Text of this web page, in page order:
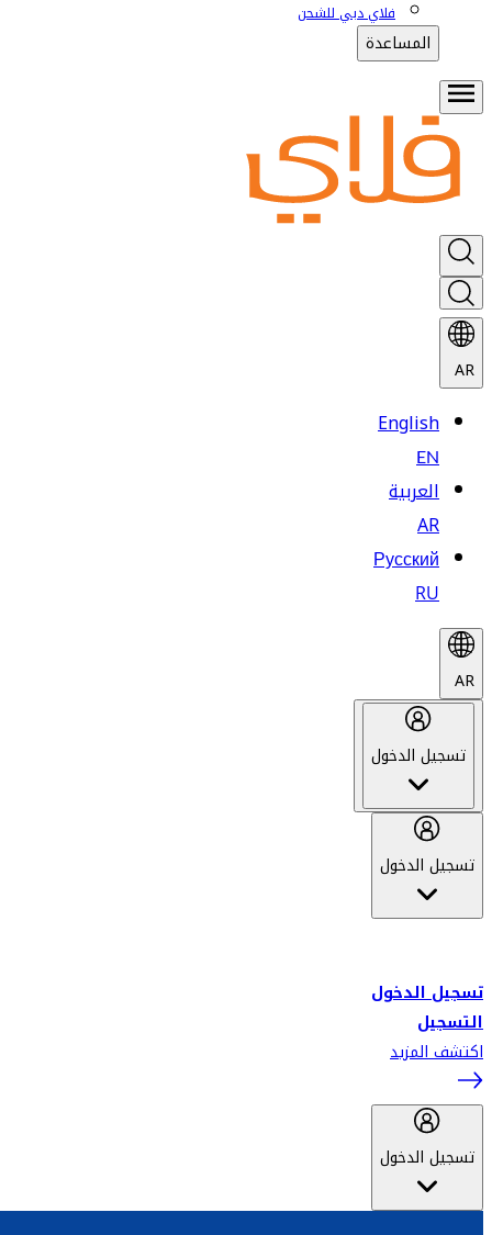
فلاي دبي للشحن
المساعدة
AR
English
EN
العربية
AR
Русский
RU
AR
تسجيل الدخول
تسجيل الدخول
تسجيل الدخول
التسجيل
اكتشف المزيد
تسجيل الدخول